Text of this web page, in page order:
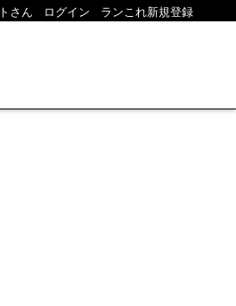
さん ログイン ランこれ新規登録